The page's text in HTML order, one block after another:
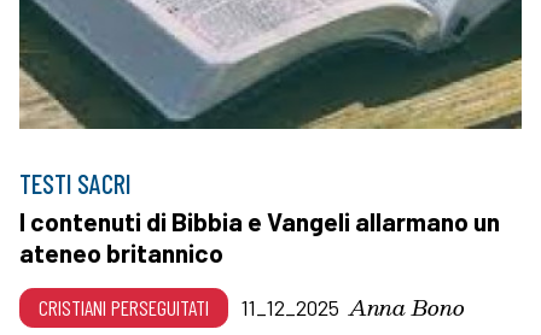
TESTI SACRI
I contenuti di Bibbia e Vangeli allarmano un
ateneo britannico
CRISTIANI PERSEGUITATI 11_12_2025 Anna Bono